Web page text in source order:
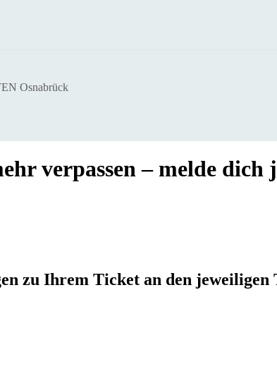
Osnabrück
verpassen – melde
zu Ihrem Ticket an den